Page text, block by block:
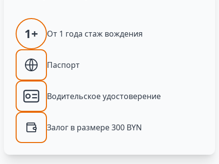
От 1 года стаж вождения
1+
Паспорт
Водительское удостоверение
Залог в размере 300 BYN